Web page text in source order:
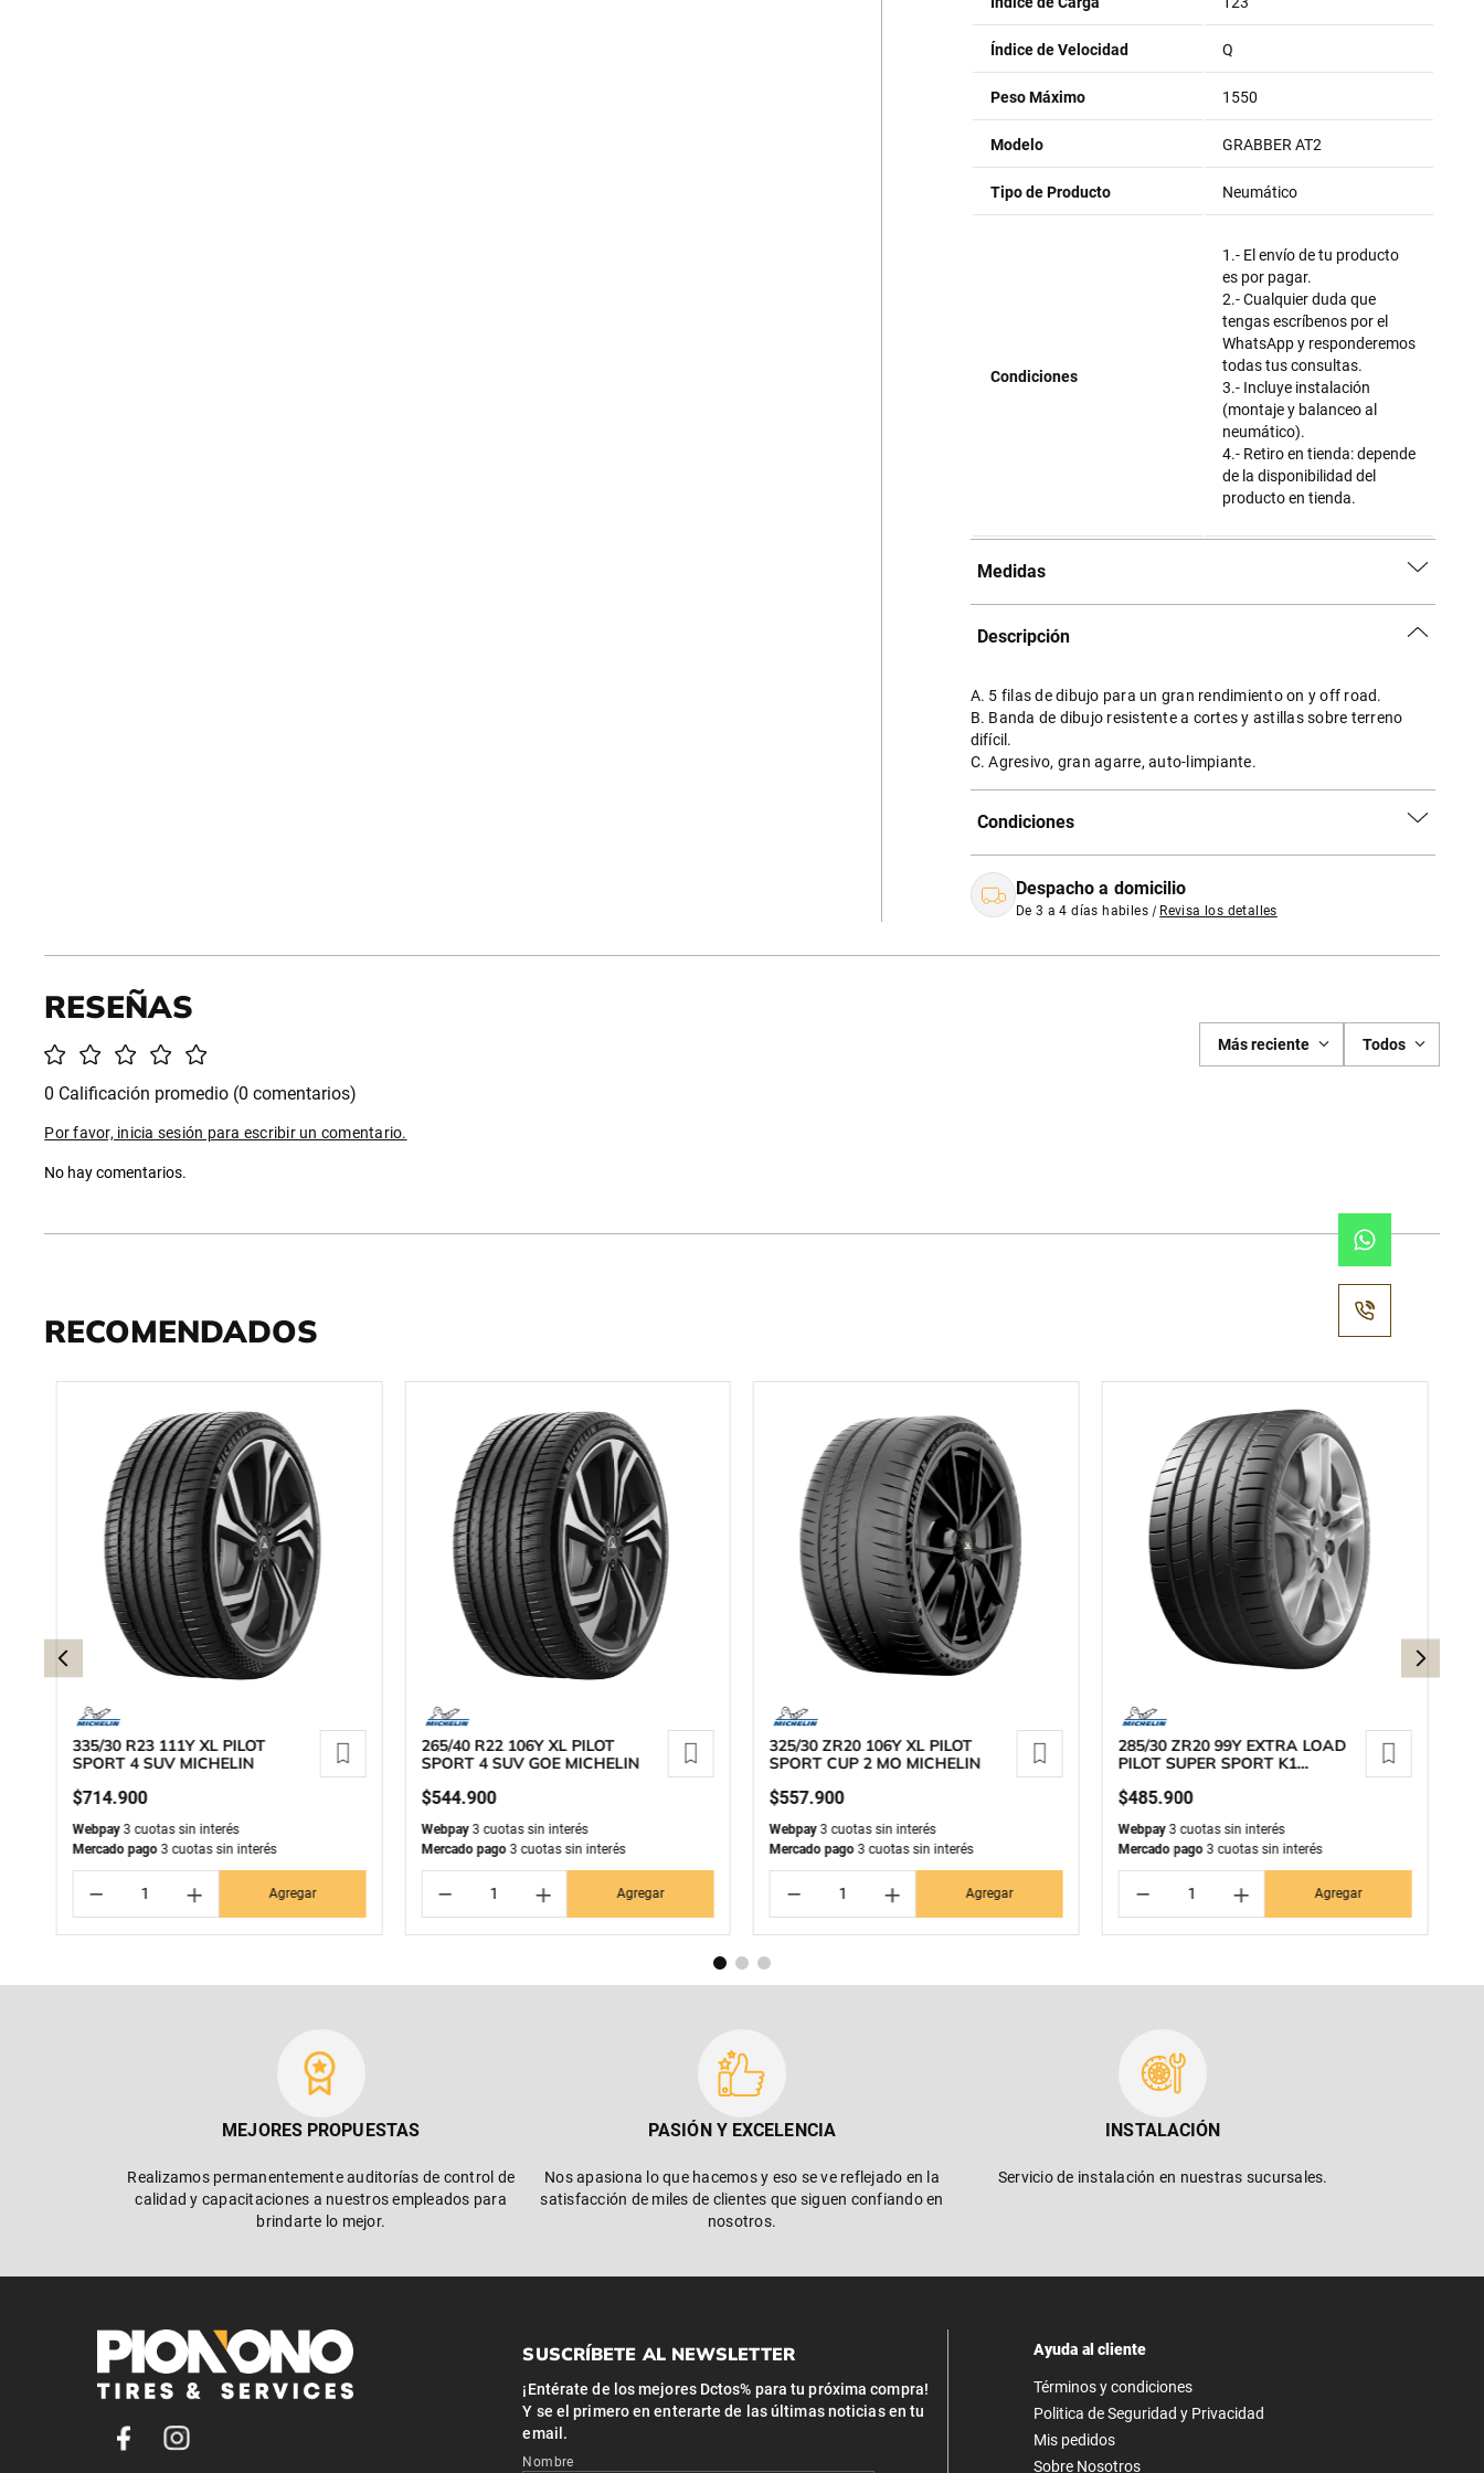
Índice de Velocidad Q
Peso Máximo 1550
Modelo GRABBER AT2
Tipo de Producto Neumático
Condiciones
1.- El envío de tu producto
es por pagar.
2.- Cualquier duda que
tengas escríbenos por el
WhatsApp y responderemos
todas tus consultas.
3.- Incluye instalación
(montaje y balanceo al
neumático).
4.- Retiro en tienda: depende
de la disponibilidad del
producto en tienda.
Medidas
Descripción
A. 5 filas de dibujo para un gran rendimiento on y off road.
B. Banda de dibujo resistente a cortes y astillas sobre terreno
difícil.
C. Agresivo, gran agarre, auto-limpiante.
Condiciones
Despacho a domicilio
De 3 a 4 días habiles | Revisa los detalles
0 Calificación promedio (0 comentarios)
Por favor, inicia sesión para escribir un comentario.
Más reciente Todos
No hay comentarios.
RECOMENDADOS
335/30 R23 111Y XL PILOT
SPORT 4 SUV MICHELIN
$714.900
Webpay3 cuotas sin interés
Mercado pago3 cuotas sin interés
＋
－ Agregar
265/40 R22 106Y XL PILOT
SPORT 4 SUV GOE MICHELIN
$544.900
Webpay3 cuotas sin interés
Mercado pago3 cuotas sin interés
＋
－ Agregar
325/30 ZR20 106Y XL PILOT
SPORT CUP 2 MO MICHELIN
$557.900
Webpay 3 cuotas sin interés
Mercado pago 3 cuotas sin interés
＋
－ Agregar
285/30 ZR20 99Y EXTRA LOAD
PILOT SUPER SPORT K1
$485.900
Webpay3 cuotas sin interés
Mercado pago3 cuotas sin interés
＋
－ Agregar
MEJORES PROPUESTAS
Realizamos permanentemente auditorías de control de
calidad y capacitaciones a nuestros empleados para
brindarte lo mejor.
PASIÓN Y EXCELENCIA
Nos apasiona lo que hacemos y eso se ve reflejado en la
satisfacción de miles de clientes que siguen confiando en
nosotros.
INSTALACIÓN
Servicio de instalación en nuestras sucursales.
SUSCRÍBETE AL NEWSLETTER
¡Entérate de los mejores Dctos% para tu próxima compra!
Y se el primero en enterarte de las últimas noticias en tu
email.
Nombre
Ayuda al cliente
Términos y condiciones
Politica de Seguridad y Privacidad
Mis pedidos
Sobre Nosotros